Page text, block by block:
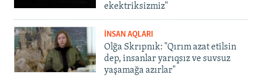
ekektriksizmiz"
İNSAN AQLARI
Olğa Skrıpnık: "Qırım azat etilsin
dep, insanlar yarıqsız ve suvsuz
yaşamağa azırlar"